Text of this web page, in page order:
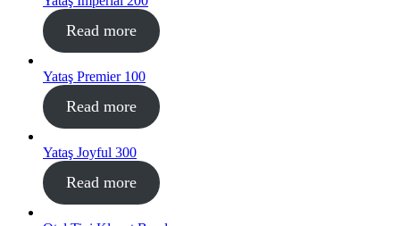
Read more
Yataş Premier 100
Read more
Yataş Joyful 300
Read more